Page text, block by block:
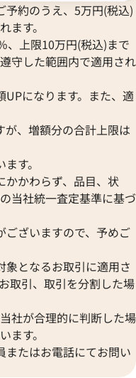
約のうえ、5万円(税込)
ます。
、上限10万円(税込)まで
守した範囲内で適用され
になります。また、適
、増額分の合計上限は
す。
かかわらず、品目、状
当社統一査定基準に基づ
ございますので、予めご
となるお取引に適用さ
取引、取引を分割した場
社が合理的に判断した場
ます。
またはお電話にてお問い